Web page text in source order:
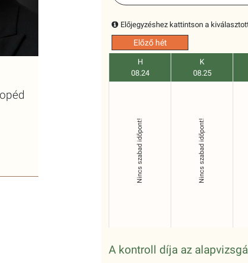
Előjegyzéshez kattintson a
Előző hét
H
08.24
Nincs szabad időpont!
K
08.25
Nincs szabad időpont!
A kontroll díja az